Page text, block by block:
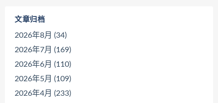
文章归档
2026年8月 (34)
2026年7月 (169)
2026年6月 (110)
2026年5月 (109)
2026年4月 (233)